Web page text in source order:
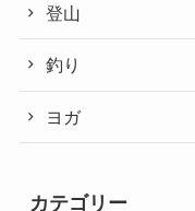
登山
釣り
ヨガ
カテゴリー